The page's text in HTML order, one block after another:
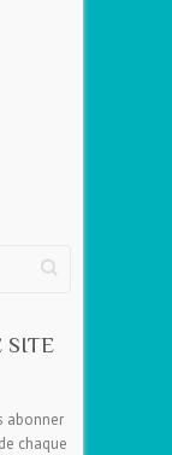
SITE
abonner
chaque